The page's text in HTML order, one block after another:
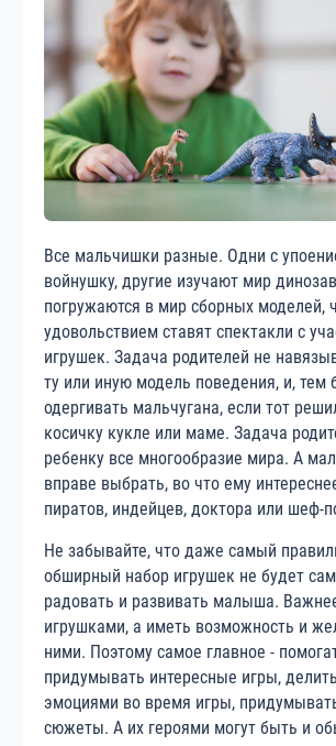
Все мальчишки разные. Одни с
войнушку, другие изучают мир
погружаются в мир сборных моделей,
удовольствием ставят спектакли с
игрушек. Задача родителей не
ту или иную модель поведения, и, тем
одергивать мальчугана, если тот
косичку кукле или маме. Задача
ребенку все многообразие мира. А
вправе выбрать, во что ему
пиратов, индейцев, доктора или шеф-
Не забывайте, что даже самый
обширный набор игрушек не будет
радовать и развивать малыша.
игрушками, а иметь возможность и
ними. Поэтому самое главное -
придумывать интересные игры,
эмоциями во время игры,
сюжеты. А их героями могут быть и